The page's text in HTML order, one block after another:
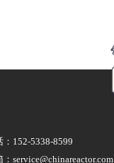
152-5338-8599
：service@chinareactor.com